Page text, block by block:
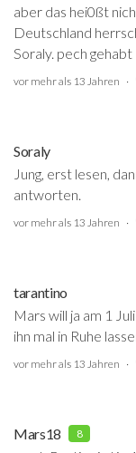
aber das hei0ßt
Deutschland
Soraly. pech gehabt
vor mehr als 13 Jahren
Soraly
Jung, erst lesen,
antworten.
vor mehr als 13 Jahren
tarantino
Mars will ja am 1
ihn mal in Ruhe
vor mehr als 13 Jahren
Mars18 8